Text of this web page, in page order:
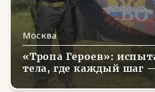
Санкт-Петербург(19)
Саратовская область (21)
Саха /Якутия(11)
Сахалинская область(7)
Москва
«Тропа Героев»:
тела, где каждый шаг